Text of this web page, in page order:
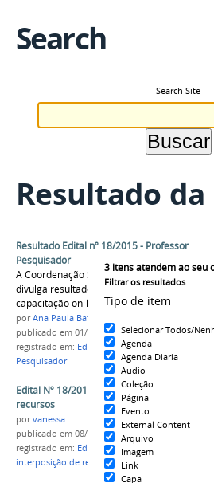
Search
Search Site
Resultado da
3 itens atendem ao seu
Filtrar os resultados
Tipo de item
Selecionar Todos/
Agenda
Agenda Diaria
Audio
Coleção
Página
Evento
External Content
Arquivo
Imagem
Link
Capa
Resultado Edital nº 18/2015 - Professor
Pesquisador
A Coordenação Sistêmica do Ensino a
divulga resultado da análise curricular e
capacitação on-line
porAna Paula Batista
publicado em 01/10/2015
registrado em: Edital nº18/2015,EaD
Pesquisador
Edital Nº 18/2015: resultado da interposição
recursos
porvanessa
publicado em 08/10/2015
registrado em: Edital Nº 18/2015
interposição de recursos
Professor Pesquisador